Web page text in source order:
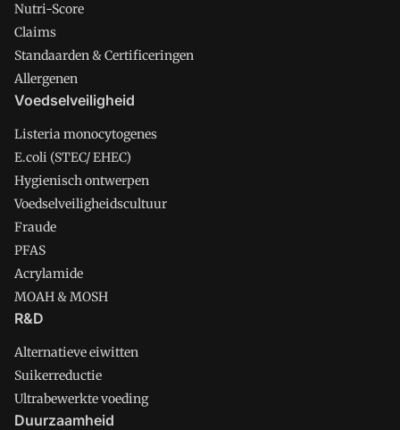
Nutri-Score
Claims
Standaarden & Certificeringen
Allergenen
Voedselveiligheid
Listeria monocytogenes
E.coli (STEC/ EHEC)
Hygienisch ontwerpen
Voedselveiligheidscultuur
Fraude
PFAS
Acrylamide
MOAH & MOSH
R&D
Alternatieve eiwitten
Suikerreductie
Ultrabewerkte voeding
Duurzaamheid